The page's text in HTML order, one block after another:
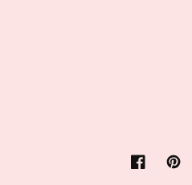
Facebook